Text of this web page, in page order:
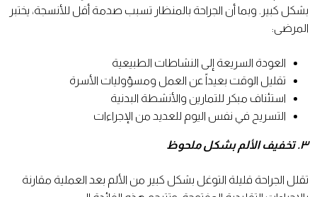
بشكل كبير. وبما أن الجراحة بالمنظار تسبب صدمة أقل للأنسجة، يختبر
المرضى:
العودة السريعة إلى النشاطات الطبيعية
تقليل الوقت بعيداً عن العمل ومسؤوليات الأسرة
استئناف مبكر للتمارين والأنشطة البدنية
التسريح في نفس اليوم للعديد من الإجراءات
٣. تخفيف الألم بشكل ملحوظ
تقلل الجراحة قليلة التوغل بشكل كبير من الألم بعد العملية مقارنة